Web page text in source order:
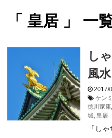
「 皇居 」 一
し
風水
2017/
ケン
徳川家康,
城, 皇居
「し